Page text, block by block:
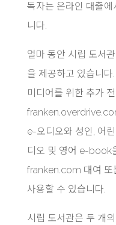
독자는 온라인 대출
니다.
얼마 동안 시립 도서
을 제공하고 있습니
미디어를 위한 추가
e-오디오와 성인, 어
디오 및 영어 e-book
franken.com 대여 또
사용할 수 있습니다.
시립 도서관은 두 개